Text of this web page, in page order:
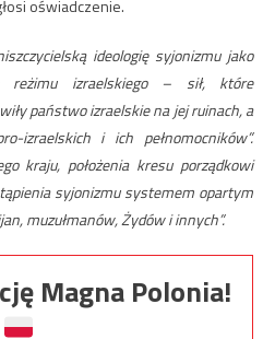
oświadczenie.
ideologię syjonizmu jako
reżimu izraelskiego – sił, które
państwo izraelskie na jej ruinach, a
izraelskich i ich pełnomocników”.
kraju, położenia kresu porządkowi
syjonizmu systemem opartym
muzułmanów, Żydów i innych”.
Magna Polonia!